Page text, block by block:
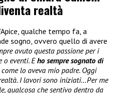
realtà
qualche tempo fa, a
sogno, ovvero quello di avere
avuto questa passione per i
o eventi. Eho sempre sognato di
lo aveva mio padre. Oggi
I lavori sono iniziati…Per me
qualcosa che sentivo dentro da